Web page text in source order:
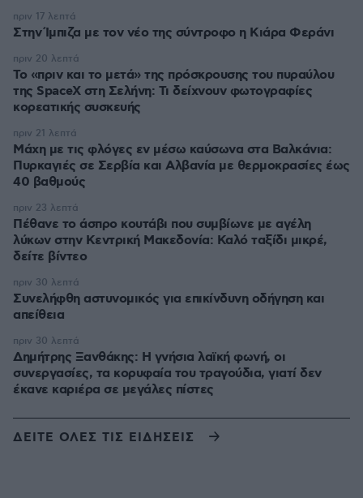
Στην Ίμπιζα με τον νέο της σύντροφο η Κιάρα Φεράνι
πριν 17 λεπτά
Το «πριν και το μετά» της πρόσκρουσης του πυραύλου
της SpaceX στη Σελήνη: Τι δείχνουν φωτογραφίες
κορεατικής συσκευής
πριν 20 λεπτά
Μάχη με τις φλόγες εν μέσω καύσωνα στα Βαλκάνια:
Πυρκαγιές σε Σερβία και Αλβανία με θερμοκρασίες έως
40 βαθμούς
πριν 21 λεπτά
Πέθανε το άσπρο κουτάβι που συμβίωνε με αγέλη
λύκων στην Κεντρική Μακεδονία: Καλό ταξίδι μικρέ,
δείτε βίντεο
πριν 23 λεπτά
Συνελήφθη αστυνομικός για επικίνδυνη οδήγηση και
απείθεια
πριν 30 λεπτά
Δημήτρης Ξανθάκης: Η γνήσια λαϊκή φωνή, οι
συνεργασίες, τα κορυφαία του τραγούδια, γιατί δεν
έκανε καριέρα σε μεγάλες πίστες
πριν 30 λεπτά
ΔΕΙΤΕ ΟΛΕΣ ΤΙΣ ΕΙΔΗΣΕΙΣ